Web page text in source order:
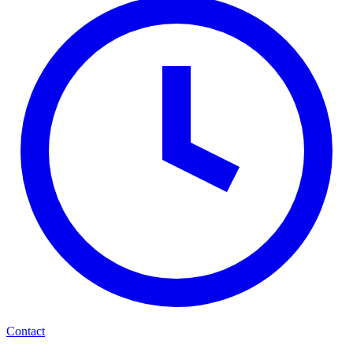
Contact